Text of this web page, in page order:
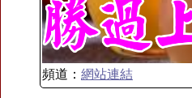
頻道： 網站連結